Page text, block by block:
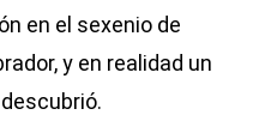
en el sexenio de
y en realidad un
descubrió.